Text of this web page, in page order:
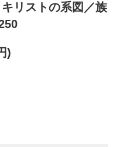
リストの系図／族
)